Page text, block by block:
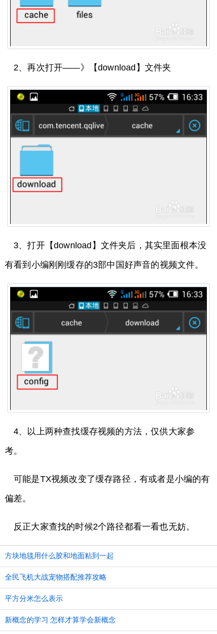
2、再次打开——》【download】文件夹
3、打开【download】文件夹后，其实里面根本没
有看到小编刚刚缓存的3部中国好声音的视频文件。
4、以上两种查找缓存视频的方法，仅供大家参
考。
可能是TX视频改变了缓存路径，有或者是小编的有
偏差。
反正大家查找的时候2个路径都看一看也无妨。
方块地毯用什么胶和地面粘到一起
全民飞机大战宠物搭配推荐攻略
平方分米怎么表示
新概念的学习 怎样才算学会新概念